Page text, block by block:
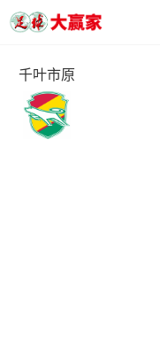
千叶市原